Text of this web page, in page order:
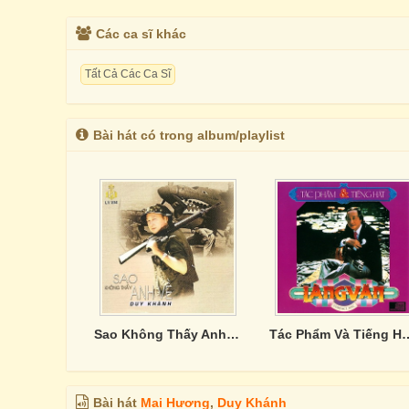
Các ca sĩ khác
Tất Cả Các Ca Sĩ
Bài hát có trong album/playlist
Sao Không Thấy Anh Về - CD2 Tác Phẩm Và
Bài hát Mai Hương, Duy Khánh